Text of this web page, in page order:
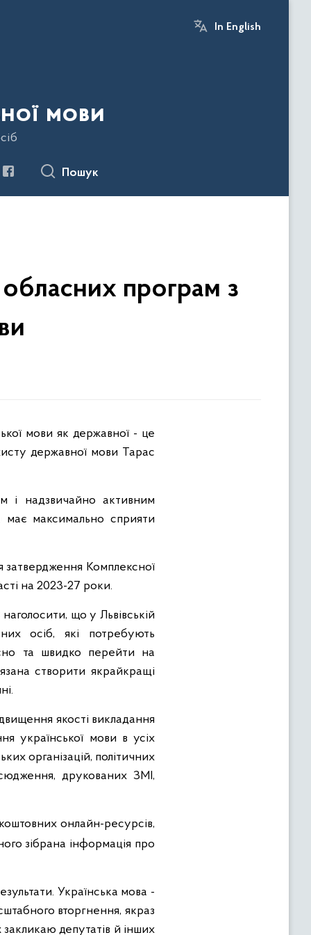
In English
мови
Пошук
програм з
державної мови Тарас
і надзвичайно активним
максимально сприяти
затвердження Комплексної
на 2023-27 роки.
що у Львівській
осіб, які потребують
та швидко перейти на
створити якрайкращі
якості викладання
української мови в усіх
організацій, політичних
друкованих ЗМІ,
онлайн-ресурсів,
зібрана інформація про
Українська мова -
вторгнення, якраз
депутатів й інших